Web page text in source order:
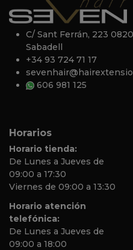
C/ Sant Ferrán, 223
Sabadell
+34 93 724 71 17
606 981 125
Horarios
Horario tienda:
De Lunes a Jueves de
09:00 a 17:30
Viernes de 09:00 a 13:30
Horario atención
telefónica:
De Lunes a Jueves de
09:00 a 18:00